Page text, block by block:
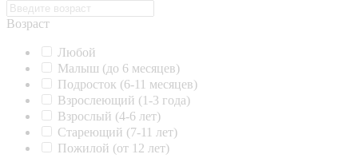
Возраст
Любой
Малыш (до 6 месяцев)
Подросток (6-11 месяцев)
Взрослеющий (1-3 года)
Взрослый (4-6 лет)
Стареющий (7-11 лет)
Пожилой (от 12 лет)